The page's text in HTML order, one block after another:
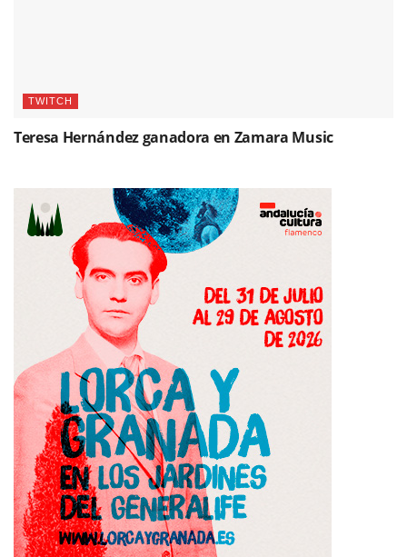
TWITCH
Teresa Hernández ganadora en Zamara Music